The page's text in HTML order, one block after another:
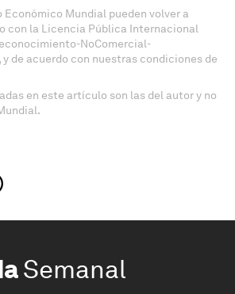
Económico Mundial pueden volver a
con la Licencia Pública Internacional
NoComercial-
de acuerdo con nuestras condiciones de
en este artículo son las del autor y no
Semanal